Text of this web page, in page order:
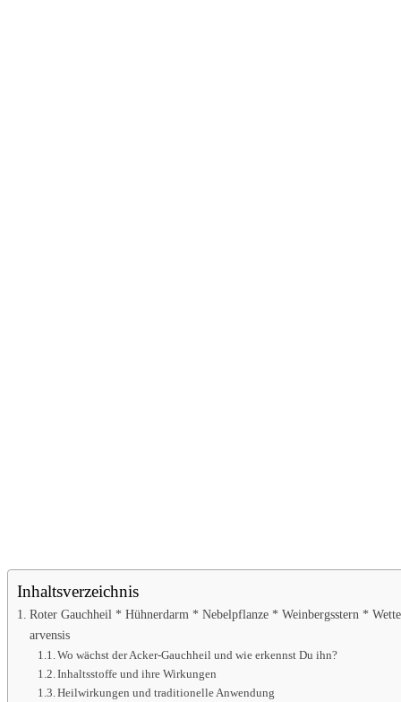
Inhaltsverzeichnis
Roter Gauchheil * Hühnerdarm * Nebelpflanze * Weinbergsstern *
arvensis
Wo wächst der Acker-Gauchheil und wie erkennst Du ihn?
Inhaltsstoffe und ihre Wirkungen
Heilwirkungen und traditionelle Anwendung